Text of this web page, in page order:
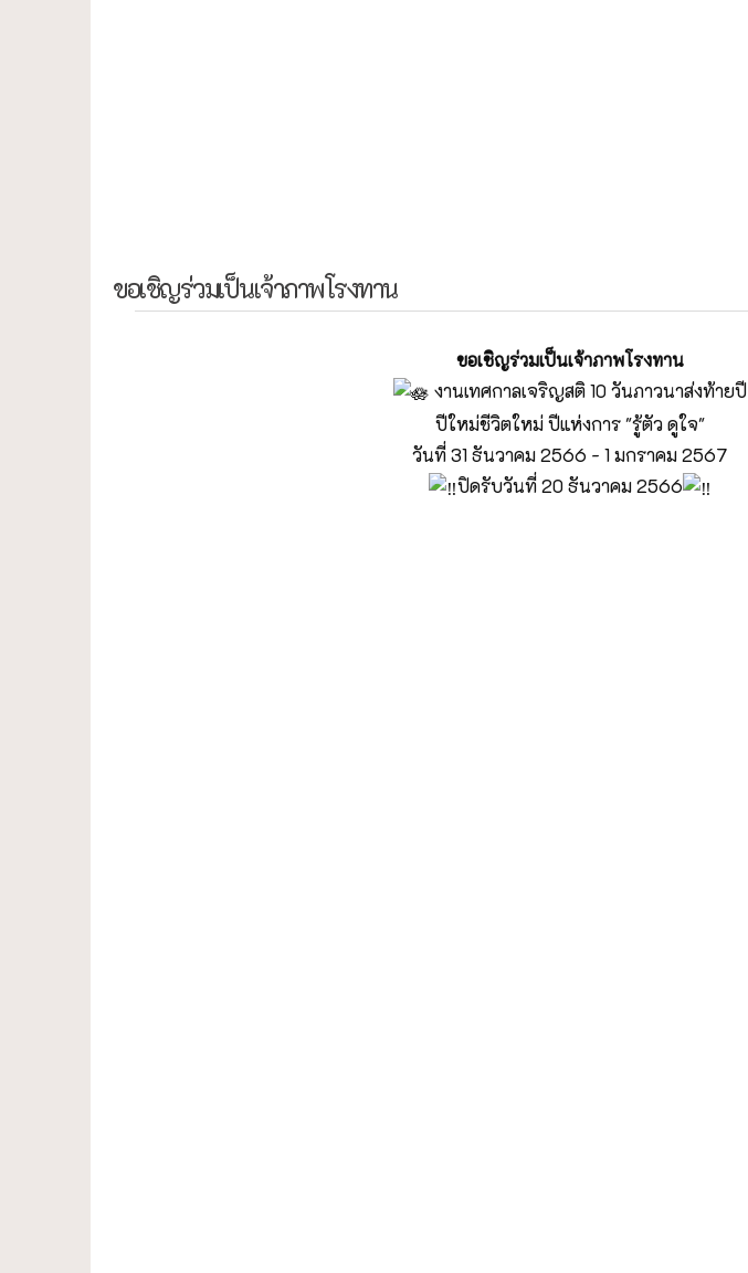
ขอเชิญร่วมเป็นเจ้าภาพโรงทาน
ขอเชิญร่วมเป็นเจ้าภาพโรงทาน
งานเทศกาลเจริญสติ 10 วันภาวนาส่งท้ายปี
ปีใหม่ชีวิตใหม่ ปีแห่งการ "รู้ตัว ดูใจ"
วันที่ 31 ธันวาคม 2566 - 1 มกราคม 2567
ปิดรับวันที่ 20 ธันวาคม 2566